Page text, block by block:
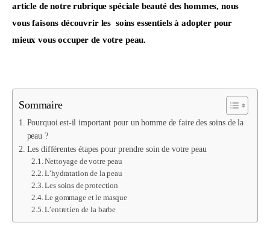
article de notre rubrique spéciale beauté des hommes, nous
vous faisons découvrir les  soins essentiels à adopter pour
mieux vous occuper de votre peau.
Sommaire
Pourquoi est-il important pour un homme de faire des soins de la
peau ?
Les différentes étapes pour prendre soin de votre peau
Nettoyage de votre peau
L’hydratation de la peau
Les soins de protection
Le gommage et le masque
L’entretien de la barbe